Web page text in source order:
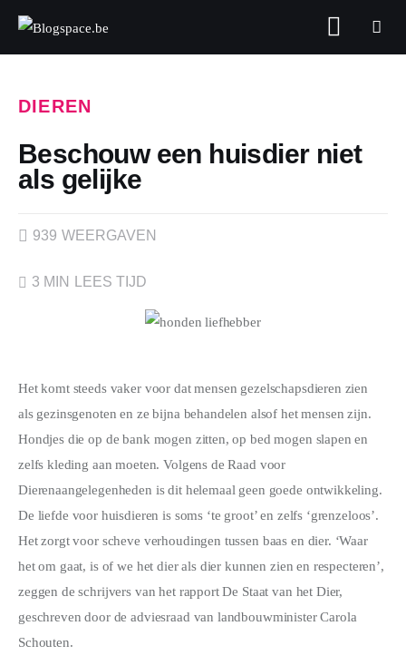
Blogspace.be
FOOD
GELD
GEZONDHEID
WONEN
ZAKELIJK
SPORT
DIEREN
Beschouw een huisdier niet
als gelijke
939 WEERGAVEN
3 MIN LEES TIJD
Het komt steeds vaker voor dat mensen gezelschapsdieren zien
als gezinsgenoten en ze bijna behandelen alsof het mensen zijn.
Hondjes die op de bank mogen zitten, op bed mogen slapen en
zelfs kleding aan moeten. Volgens de Raad voor
Dierenaangelegenheden is dit helemaal geen goede ontwikkeling.
De liefde voor huisdieren is soms ‘te groot’ en zelfs ‘grenzeloos’.
Het zorgt voor scheve verhoudingen tussen baas en dier. ‘Waar
het om gaat, is of we het dier als dier kunnen zien en respecteren’,
zeggen de schrijvers van het rapport De Staat van het Dier,
geschreven door de adviesraad van landbouwminister Carola
Schouten.